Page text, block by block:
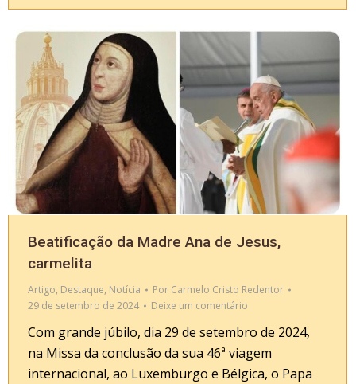
Beatificação da Madre Ana de Jesus,
carmelita
Artigo, Destaque, Notícia Por Carmelo Cristo Redentor
29 de setembro de 2024
Deixe um comentário
Com grande júbilo, dia 29 de setembro de 2024,
na Missa da conclusão da sua 46ª viagem
internacional, ao Luxemburgo e Bélgica, o Papa